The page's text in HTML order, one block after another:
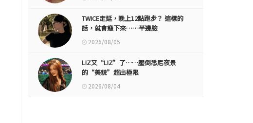
TWICE定延，晚上12點跑步？ 這樣的
話，就會瘦下來……半邊臉
2026/08/05
LIZ又“LIZ”了……壓倒悉尼夜景
的“美貌”超出極限
2026/08/04